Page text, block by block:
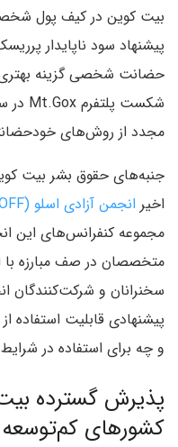
بیت کوین در کیف پول شخصی
پیشنهاد سود ناپایدار
حضانت شخصی گزینه بهتری
مجدد از روش‌های
جنبه‌های حقوق بشر بیت
اخیر انجمن آزادی اسلو (OFF)
مجموعه کنفرانس‌های این
متخصصان در صف مبارزه با
سخنرانان و شرکت‌کنندگان
پیشنهادی قابلیت استفاده
و چه برای استفاده در
پذیرش گسترده
کشورهای کم‌توسعه